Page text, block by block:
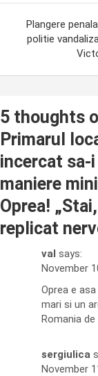
Plangere
politie
5 thoughts
Primarul
incercat sa-
maniere
Oprea!
replicat
val says:
November
Oprea e
mari si un
Romania de
sergiulica
November